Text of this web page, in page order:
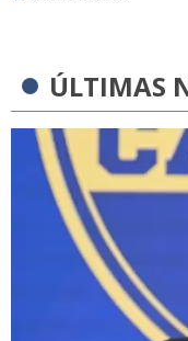
ÚLTIMAS